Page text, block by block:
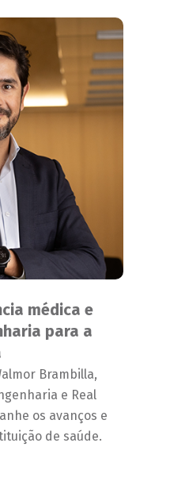
médica e
para a
Brambilla,
e Real
os avanços e
de saúde.